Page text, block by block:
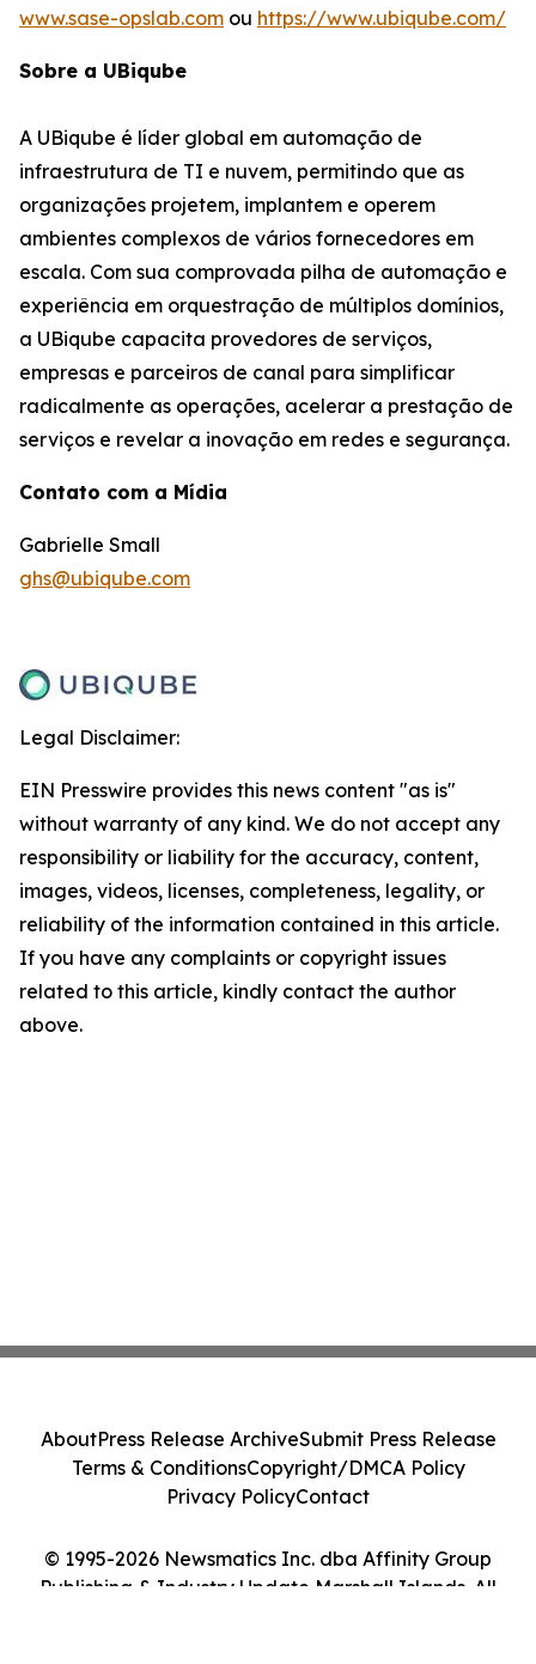
www.sase-opslab.com ou https://www.ubiqube.com/
Sobre a UBiqube
A UBiqube é líder global em automação de
infraestrutura de TI e nuvem, permitindo que as
organizações projetem, implantem e operem
ambientes complexos de vários fornecedores em
escala. Com sua comprovada pilha de automação e
experiência em orquestração de múltiplos domínios,
a UBiqube capacita provedores de serviços,
empresas e parceiros de canal para simplificar
radicalmente as operações, acelerar a prestação de
serviços e revelar a inovação em redes e segurança.
Contato com a Mídia
Gabrielle Small
ghs@ubiqube.com
Legal Disclaimer:
EIN Presswire provides this news content "as is"
without warranty of any kind. We do not accept any
responsibility or liability for the accuracy, content,
images, videos, licenses, completeness, legality, or
reliability of the information contained in this article.
If you have any complaints or copyright issues
related to this article, kindly contact the author
above.
© 1995-2026 Newsmatics Inc. dba Affinity Group
Publishing & Industry Update Marshall Islands. All
AboutPress Release ArchiveSubmit Press Release
Terms & ConditionsCopyright/DMCA Policy
Privacy PolicyContact